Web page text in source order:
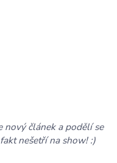
nový článek a podělí se
nešetří na show! :)